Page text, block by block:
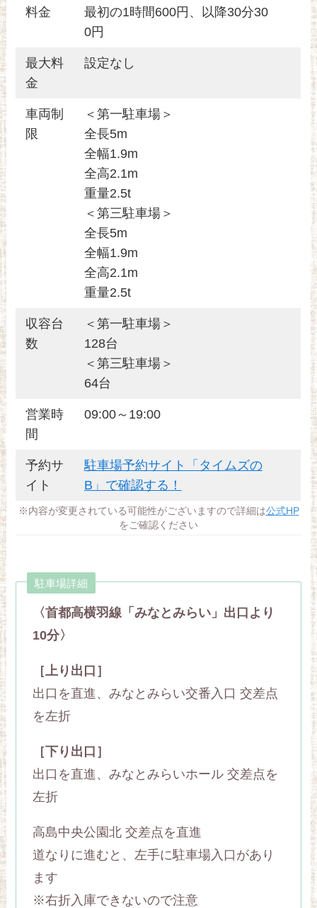
料金
最初の1時間600円、以降30分30
0円
最大料
金
設定なし
車両制
限
＜第一駐車場＞
全長5m
全幅1.9m
全高2.1m
重量2.5t
＜第三駐車場＞
全長5m
全幅1.9m
全高2.1m
重量2.5t
収容台
数
＜第一駐車場＞
128台
＜第三駐車場＞
64台
営業時
間
09:00～19:00
予約サ
イト
駐車場予約サイト「タイムズの
B」で確認する！
※内容が変更されている可能性がございますので詳細は公式HP
をご確認ください
駐車場詳細
〈首都高横羽線「みなとみらい」出口より
10分〉
［上り出口］
出口を直進、みなとみらい交番入口 交差点
を左折
［下り出口］
出口を直進、みなとみらいホール 交差点を
左折
高島中央公園北 交差点を直進
道なりに進むと、左手に駐車場入口があり
ます
※右折入庫できないので注意